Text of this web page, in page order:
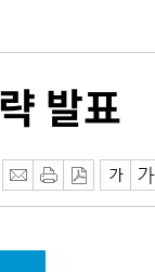
발표